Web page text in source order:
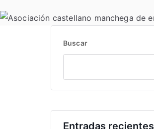
Buscar
Entradas recientes